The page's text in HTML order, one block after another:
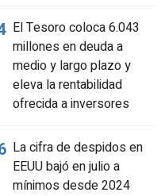
El Tesoro coloca 6.043
millones en deuda a
medio y largo plazo y
eleva la rentabilidad
ofrecida a inversores
La cifra de despidos en
EEUU bajó en julio a
mínimos desde 2024